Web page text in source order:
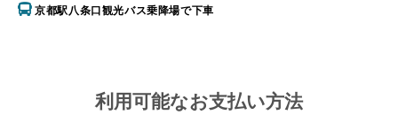
京都駅八条口観光バス乗降場で下車
利用可能なお支払い方法